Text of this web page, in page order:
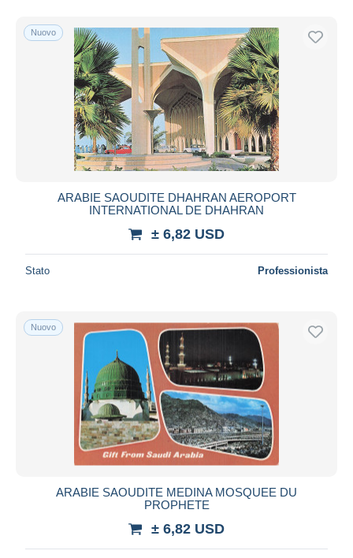
Nuovo
ARABIE SAOUDITE DHAHRAN AEROPORT
INTERNATIONAL DE DHAHRAN
± 6,82 USD
Stato Professionista
Nuovo
ARABIE SAOUDITE MEDINA MOSQUEE DU
PROPHETE
± 6,82 USD